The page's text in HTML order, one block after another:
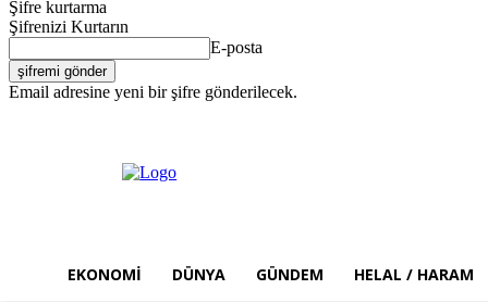
Şifre kurtarma
Şifrenizi Kurtarın
E-posta
Email adresine yeni bir şifre gönderilecek.
EKONOMI DÜNYA GÜNDEM HELAL / HARAM